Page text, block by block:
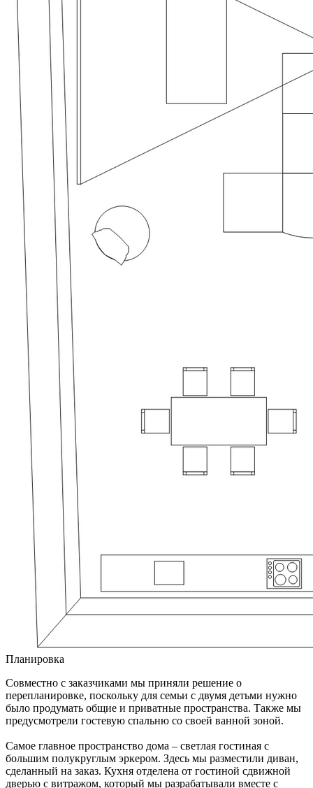
Планировка
Совместно с заказчиками мы приняли решение о
перепланировке, поскольку для семьи с двумя детьми нужно
было продумать общие и приватные пространства. Также мы
предусмотрели гостевую спальню со своей ванной зоной.
Самое главное пространство дома – светлая гостиная с
большим полукруглым эркером. Здесь мы разместили диван,
сделанный на заказ. Кухня отделена от гостиной сдвижной
дверью с витражом, который мы разрабатывали вместе с